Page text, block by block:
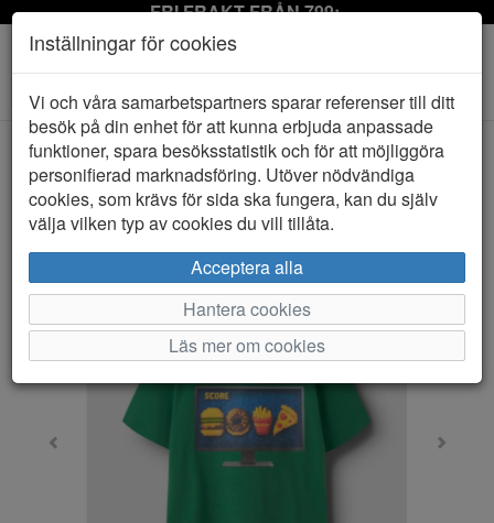
FRI FRAKT FRÅN 799:-
Toggle
navigation
HEM NAME IT
Inställningar för cookies
Vi och våra samarbetspartners sparar referenser till ditt
besök på din enhet för att kunna erbjuda anpassade
funktioner, spara besöksstatistik och för att möjliggöra
personifierad marknadsföring. Utöver nödvändiga
cookies, som krävs för sida ska fungera, kan du själv
välja vilken typ av cookies du vill tillåta.
Acceptera alla
Hantera cookies
Läs mer om cookies